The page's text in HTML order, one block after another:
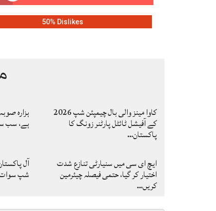
50% Dislikes
ہزارہ
ہے، سب
کاوا مینز والی بال چیمپئن شپ 2026
کے آفیشل ٹائٹل پارٹنر زونگ کا
پاکستان…
آل
شپ سوات
ایچ ای سی میں سنیارٹی تنازع شدت
اختیار کر گیا، حتمی فیصلہ چیئرمین
کریں…